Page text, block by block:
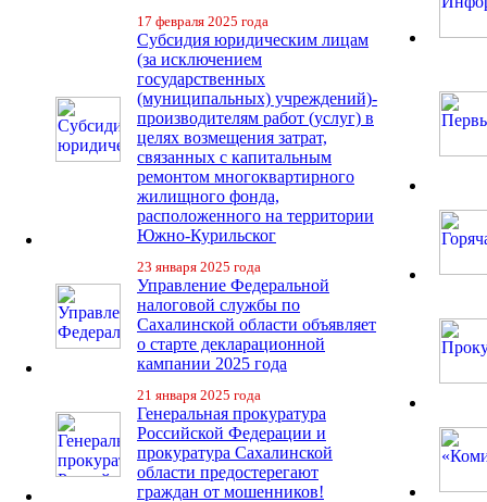
17 февраля 2025 года
Субсидия юридическим лицам
(за исключением
государственных
(муниципальных) учреждений)-
производителям работ (услуг) в
целях возмещения затрат,
связанных с капитальным
ремонтом многоквартирного
жилищного фонда,
расположенного на территории
Южно-Курильског
23 января 2025 года
Управление Федеральной
налоговой службы по
Сахалинской области объявляет
о старте декларационной
кампании 2025 года
21 января 2025 года
Генеральная прокуратура
Российской Федерации и
прокуратура Сахалинской
области предостерегают
граждан от мошенников!